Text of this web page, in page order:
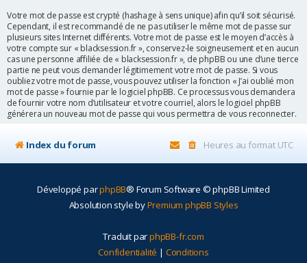
Votre mot de passe est crypté (hashage à sens unique) afin qu’il soit sécurisé.
Cependant, il est recommandé de ne pas utiliser le même mot de passe sur
plusieurs sites Internet différents. Votre mot de passe est le moyen d’accès à
votre compte sur « blacksession.fr », conservez-le soigneusement et en aucun
cas une personne affiliée de « blacksession.fr », de phpBB ou une d’une tierce
partie ne peut vous demander légitimement votre mot de passe. Si vous
oubliez votre mot de passe, vous pouvez utiliser la fonction « J’ai oublié mon
mot de passe » fournie par le logiciel phpBB. Ce processus vous demandera
de fournir votre nom d’utilisateur et votre courriel, alors le logiciel phpBB
générera un nouveau mot de passe qui vous permettra de vous reconnecter.
Index du forum Heures au format UTC
Développé parphpBB® Forum Software © phpBB Limited
Absolution style byPremium phpBB Styles
Traduit parphpBB-fr.com
Confidentialité | Conditions